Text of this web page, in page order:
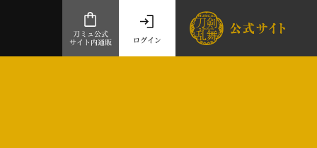
ログイン
刀ミュ公式
サイト内通販